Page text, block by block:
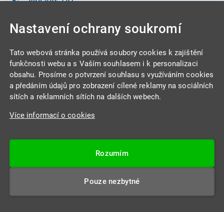
INTEGRA CENTRUM s.r.o.
Jabloňová 662/7
Datová schránka: 4beca6d
Nastavení ochrany soukromí
Tato webová stránka používá soubory cookies k zajištění
funkčnosti webu a s Vaším souhlasem i k personalizaci
obsahu. Prosíme o potvrzení souhlasu s využíváním cookies
a předáním údajů pro zobrazení cílené reklamy na sociálních
sítích a reklamních sítích na dalších webech.
Více informací o cookies
Rozumím
Pouze nezbytné